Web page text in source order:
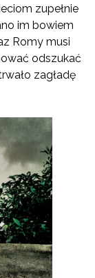
zupełnie
im bowiem
Romy musi
odszukać
zagładę